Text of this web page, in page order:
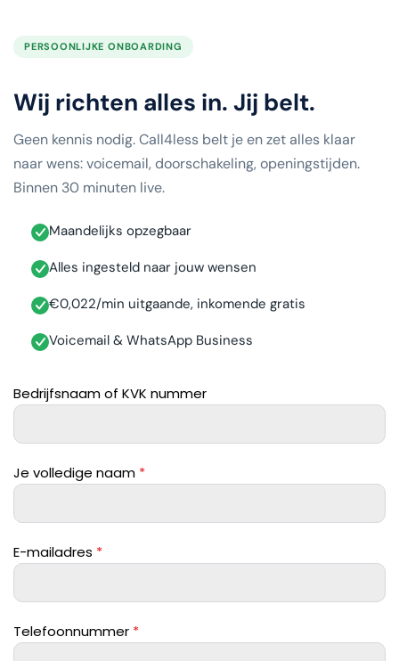
PERSOONLIJKE ONBOARDING
Wij richten alles in. Jij belt.
Geen kennis nodig. Call4less belt je en zet alles klaar
naar wens: voicemail, doorschakeling, openingstijden.
Binnen 30 minuten live.
Maandelijks opzegbaar
Alles ingesteld naar jouw wensen
€0,022/min uitgaande, inkomende gratis
Voicemail & WhatsApp Business
Bedrijfsnaam of KVK nummer
Je volledige naam *
E-mailadres *
Telefoonnummer *